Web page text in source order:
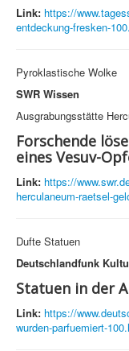
Link: https://
entdeckung-fresken-
Pyroklastische Wolke
SWR Wissen
Ausgrabungsstätte
Forschende
eines Vesuv-
Link: https://
herculaneum-raetsel-
Dufte Statuen
Deutschlandfunk
Statuen in der
Link: https://
wurden-parfuemiert-